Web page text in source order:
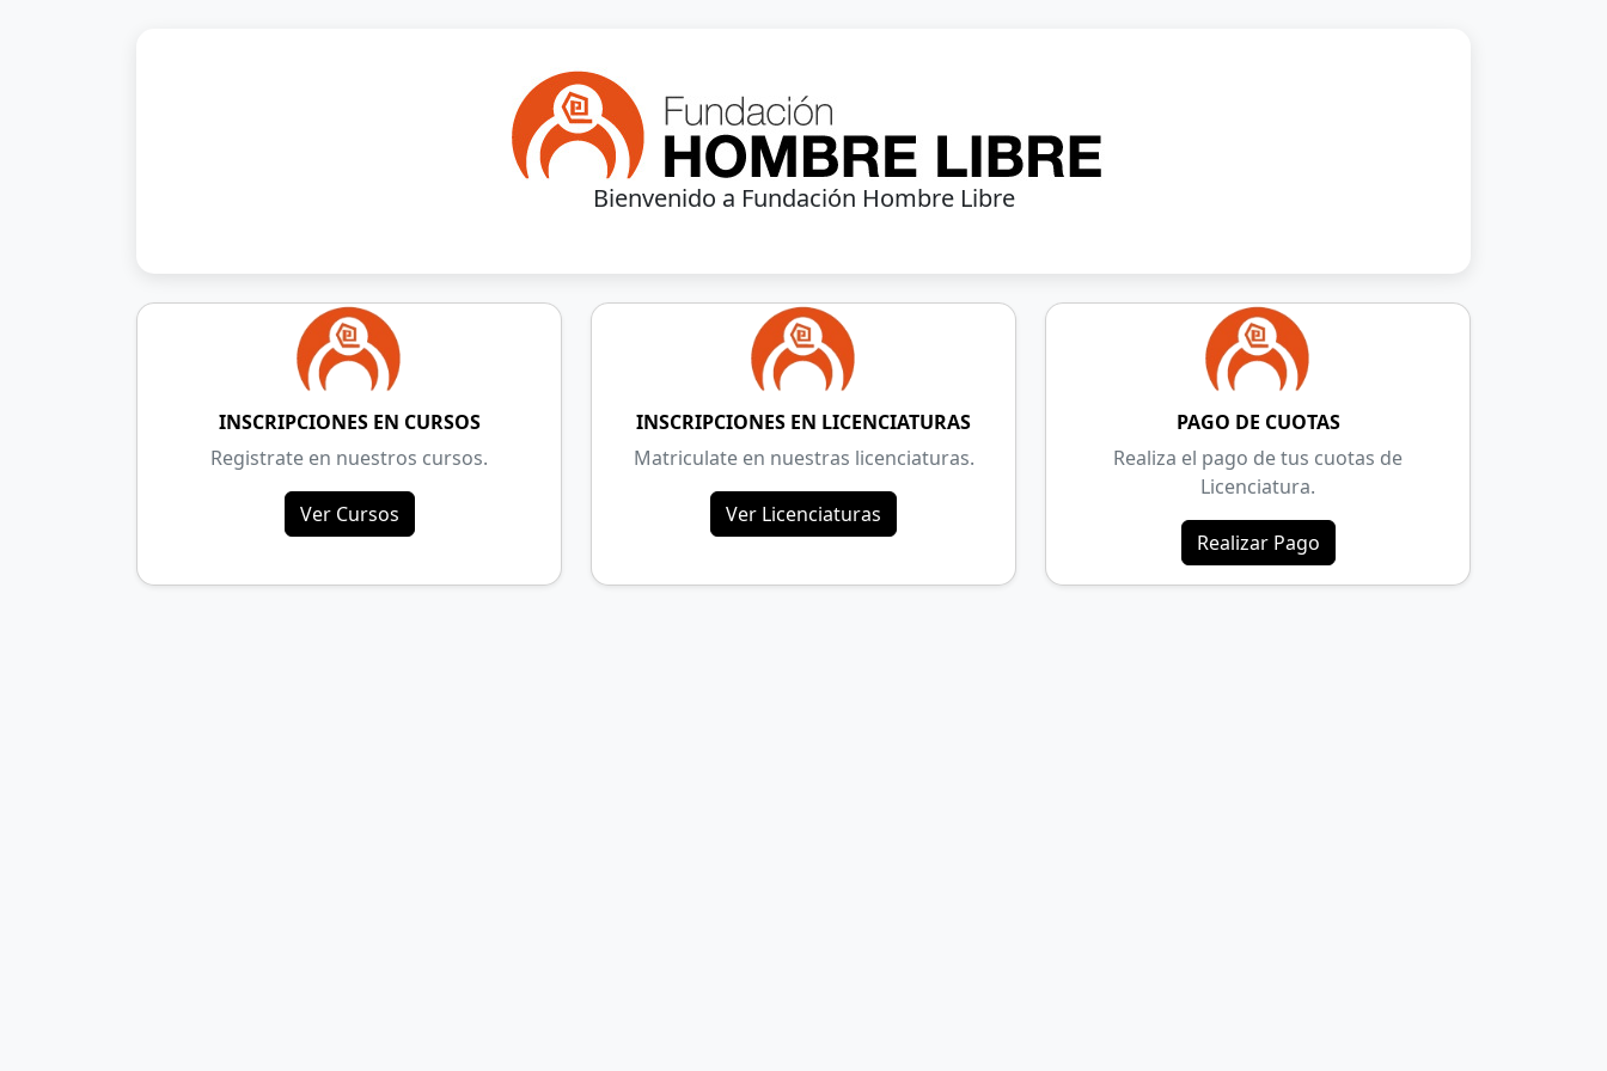
Bienvenido a Fundación Hombre Libre
INSCRIPCIONES EN CURSOS
Registrate en nuestros cursos.
Ver Cursos
INSCRIPCIONES EN LICENCIATURAS
Matriculate en nuestras licenciaturas.
Ver Licenciaturas
PAGO DE CUOTAS
Realiza el pago de tus cuotas de
Licenciatura.
Realizar Pago